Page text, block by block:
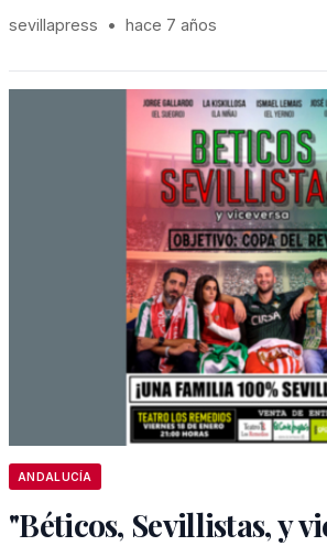
sevillapress • hace 7 años
ANDALUCÍA
"Béticos, Sevillistas, y